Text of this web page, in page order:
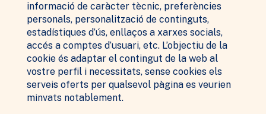
informació de caràcter tècnic, preferències
personals, personalització de continguts,
estadístiques d’ús, enllaços a xarxes socials,
accés a comptes d’usuari, etc. L’objectiu de la
cookie és adaptar el contingut de la web al
vostre perfil i necessitats, sense cookies els
serveis oferts per qualsevol pàgina es veurien
minvats notablement.